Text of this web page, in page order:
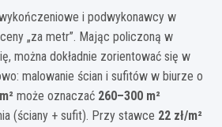
i podwykonawcy w
„za metr”. Mając policzoną w
można dokładnie zorientować się w
malowanie ścian i sufitów w biurze o
może oznaczać 260–300 m²
(ściany + sufit). Przy stawce 22 zł/m²